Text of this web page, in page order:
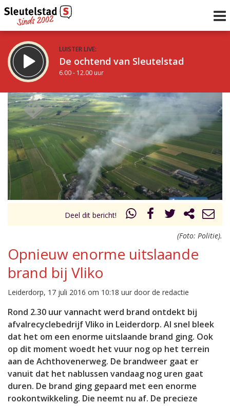
LUISTER LIVE:
De ochtend van Sleutelstad
6.00 - 12.00 uur
STRAKS:
De middag van Sleutelstad
12.00 - 18.00 uur
Vorig uur
uur 1 van 0 Volgend uur
Inklappen
Deel dit bericht!
(Foto: Politie).
Opnieuw enorme uitslaande
brand bij Vliko
Leiderdorp, 17 juli 2016 om 10:18 uur door de redactie
Rond 2.30 uur vannacht werd brand ontdekt bij
afvalrecyclebedrijf Vliko in Leiderdorp. Al snel bleek
dat het om een enorme uitslaande brand ging. Ook
op dit moment woedt het vuur nog op het terrein
aan de Achthovenerweg. De brandweer gaat er
vanuit dat het nablussen vandaag nog uren gaat
duren. De brand ging gepaard met een enorme
rookontwikkeling. Die neemt nu af. De precieze